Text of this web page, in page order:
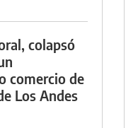
colapsó
comercio de
Los Andes